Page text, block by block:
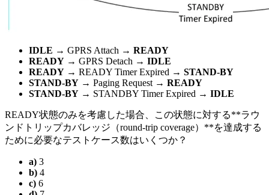
IDLE → GPRS Attach → READY
READY → GPRS Detach → IDLE
READY → READY Timer Expired → STAND-BY
STAND-BY → Paging Request → READY
STAND-BY → STANDBY Timer Expired → IDLE
READY状態のみを考慮した場合、この状態に対する**ラウ
ンドトリップカバレッジ（round-trip coverage）**を達成する
ために必要なテストケース数はいくつか？
a) 3
b) 4
c) 6